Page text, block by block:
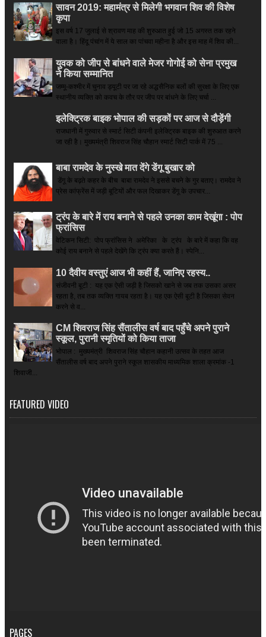
सावन 2019: महामंत्र से मिलेगी भगवान शिव की विशेष
कृपा
इस वर्ष 17 जुलाई से श्रावण माह की शुरुआत हुई जो 15 अगस्त तक रहने
वाला है। हिंदू पंचांग में ये साल का पांचवा महीना है और इस माह में शिव की...
युवक को जीप से बांधने वाले मेजर गोगोई को सेना प्रमुख
ने किया सम्‍मानित
जम्मू-कश्मीर में चुनाव ड्यूटी पर जा रहे अद्धसैनिक बलों की सुरक्षा के लिए एक
स्थानीय व्यक्ति को कवच के तौर पर जीप पर बांधने के लिए चर्चा ...
इलेक्ट्रिक बाइक भोपाल की सड़कों पर आज से दौड़ेंगी
राजधानी में गुरुवार से स्मार्ट सिटी कंपनी इलेक्ट्रिक बाइक की शुरुआत करने
जा रही है। मुख्यमंत्री शिवराज सिंह चौहान स्मार्ट सिटी पार्क में 75 ...
बाबा रामदेव के नुस्खे मात देंगे डेंगू बुखार को
डेंगू के बढ़ते कहर के बीच बाबा रामदेव ने इससे बचने के गुर बताए। रामदेव ने
प्रेस कांफ्रेंस में जड़ी बूटियों और फल दिखाकर डेंगू के उपचार...
ट्रंप के बारे में राय बनाने से पहले उनका काम देखूंगा : पोप
फ्रांसिस
वेटिकन सिटी: पोप फ्रांसिस ने अमेरिका के ट्रंप के बारे में कहा कि वह
कोई राय बनाने से पहले देखेंगे कि ट्रंप क्या करते हैं। स्पेनि...
10 दैवीय वस्तुएं आज भी कहीं हैं, जानिए रहस्य..
संजीवनी बूटी : यह एक ऐसी जड़ी है जिसको खाने से जब तक उसका असर
रहता है, तब तक व्यक्ति गायब रहता है। यह एक ऐसी बूटी है जिसका सेवन
करने से व...
CM शिवराज सिंह सैंतालीस वर्ष बाद पहुँचे अपने पुराने
स्कूल, पुरानी स्मृतियों को किया ताजा
भोपाल : मुख्यमंत्री शिवराज सिंह चौहान कहानी उत्सव के तहत आज
सैंतालीस वर्ष बाद अपने पुराने स्कूल शासकीय माध्यमिक शाला क्रमांक -1
शिवाजी...
FEATURED VIDEO
PAGES